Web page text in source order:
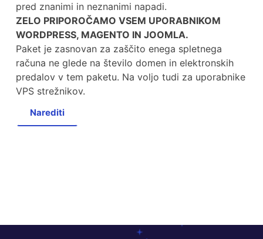
pred znanimi in neznanimi napadi.
ZELO PRIPOROČAMO VSEM UPORABNIKOM
WORDPRESS, MAGENTO IN JOOMLA.
Paket je zasnovan za zaščito enega spletnega
računa ne glede na število domen in elektronskih
predalov v tem paketu. Na voljo tudi za uporabnike
VPS strežnikov.
Narediti